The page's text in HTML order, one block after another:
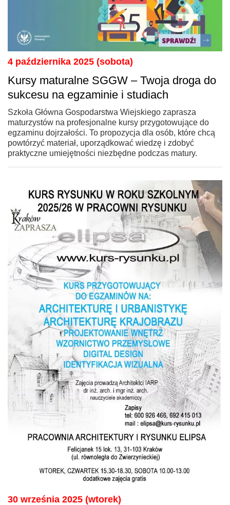
4 października 2025 (sobota)
Kursy maturalne SGGW – Twoja droga do
sukcesu na egzaminie i studiach
Szkoła Główna Gospodarstwa Wiejskiego zaprasza
maturzystów na profesjonalne kursy przygotowujące do
egzaminu dojrzałości. To propozycja dla osób, które chcą
powtórzyć materiał, uporządkować wiedzę i zdobyć
praktyczne umiejętności niezbędne podczas matury.
30 września 2025 (wtorek)